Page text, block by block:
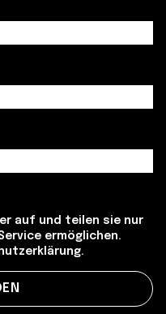
auf und teilen sie nur
ermöglichen.